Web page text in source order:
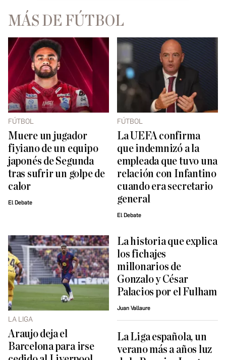
MÁS DE FÚTBOL
FÚTBOL
Muere un jugador
fiyiano de un equipo
japonés de Segunda
tras sufrir un golpe de
calor
El Debate
FÚTBOL
La UEFA confirma
que indemnizó a la
empleada que tuvo una
relación con Infantino
cuando era secretario
general
El Debate
LA LIGA
Araujo deja el
Barcelona para irse
La historia que explica
los fichajes
millonarios de
Gonzalo y César
Palacios por el Fulham
Juan Vallaure
La Liga española, un
verano más a años luz